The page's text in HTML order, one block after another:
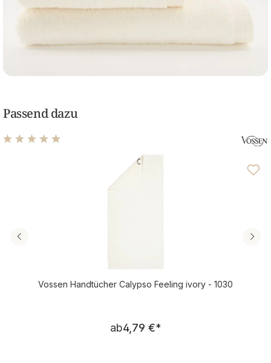
Passend dazu
Durchschnittliche Bewertung von 4.88 von 5 Sternen
Vossen Handtücher Calypso Feeling ivory - 1030
Regulärer Preis:
ab4,79 €*